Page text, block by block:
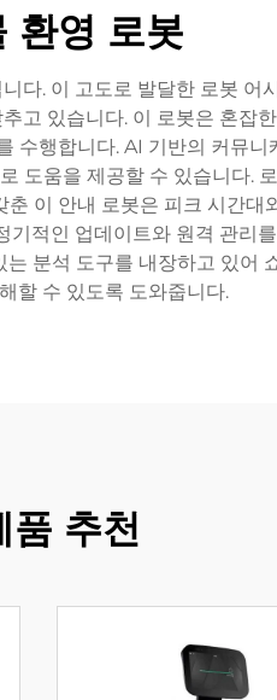
환영 로봇
다. 이 고도로 발달한 로봇
고 있습니다. 이 로봇은 혼잡
수행합니다. AI 기반의 커뮤
도움을 제공할 수 있습니다.
이 안내 로봇은 피크 시간
적인 업데이트와 원격 관리
분석 도구를 내장하고 있어
할 수 있도록 도와줍니다.
품 추천